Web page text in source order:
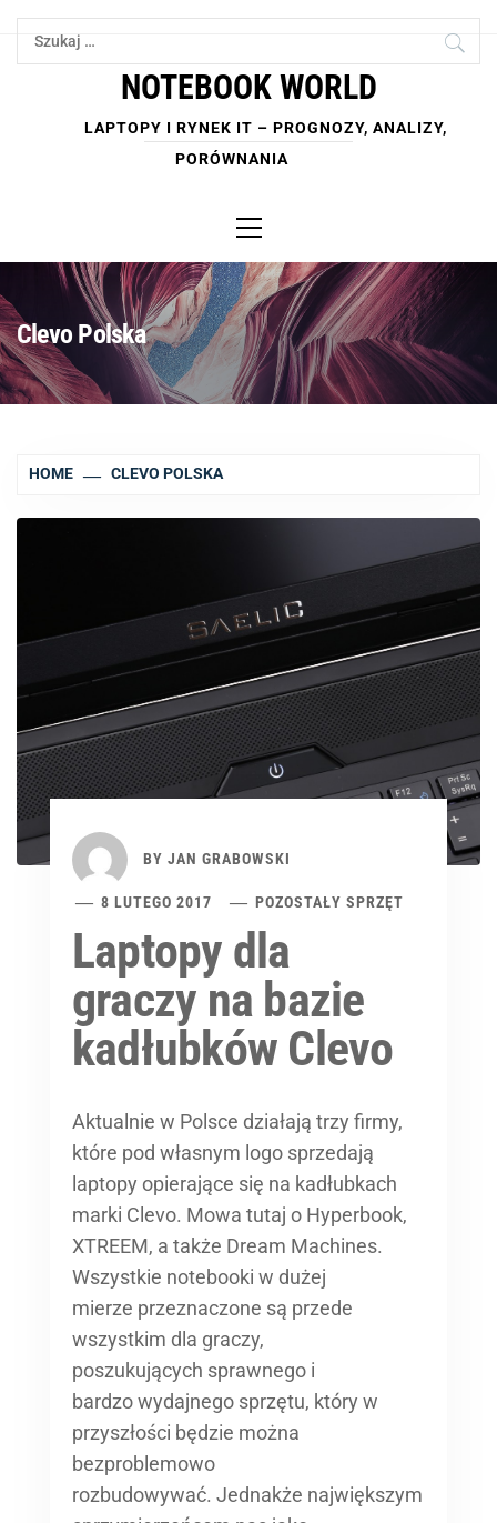
Skip
Szukaj:
NOTEBOOK WORLD
LAPTOPY I RYNEK IT – PROGNOZY, ANALIZY,
PORÓWNANIA
Menu
Clevo Polska
HOME CLEVO POLSKA
BY JAN GRABOWSKI
8 LUTEGO 2017 POZOSTAŁY SPRZĘT
Laptopy dla
graczy na bazie
kadłubków Clevo
Aktualnie w Polsce działają trzy firmy,
które pod własnym logo sprzedają
laptopy opierające się na kadłubkach
marki Clevo. Mowa tutaj o Hyperbook,
XTREEM, a także Dream Machines.
Wszystkie notebooki w dużej
mierze przeznaczone są przede
wszystkim dla graczy,
poszukujących sprawnego i
bardzo wydajnego sprzętu, który w
przyszłości będzie można
bezproblemowo
rozbudowywać. Jednakże największym